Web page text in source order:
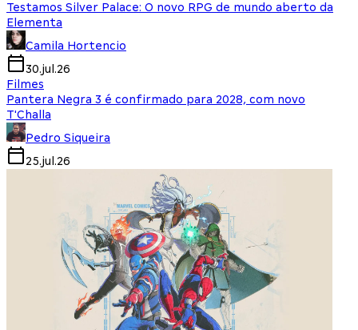
Testamos Silver Palace: O novo RPG de mundo aberto da
Elementa
Camila Hortencio
30.jul.26
Filmes
Pantera Negra 3 é confirmado para 2028, com novo
T'Challa
Pedro Siqueira
25.jul.26